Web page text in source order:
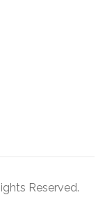
Reserved.